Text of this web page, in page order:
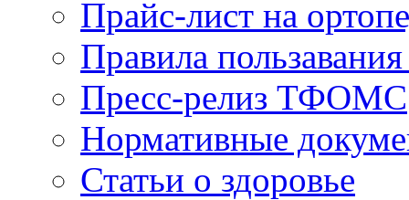
Прайс-лист на
Правила
Пресс-релиз ТФОМС
Нормативные
Статьи о здоровье